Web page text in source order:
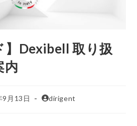
】Dexibell 取り扱
内
9月13日 dirigent